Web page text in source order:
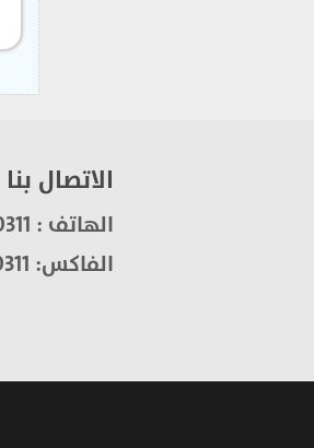
الاتصال بنا
الهاتف : 2150311
الفاكس: 2150311